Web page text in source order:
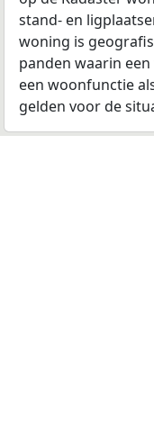
stand- en
woning is
panden waarin
een woonfunctie
gelden voor de